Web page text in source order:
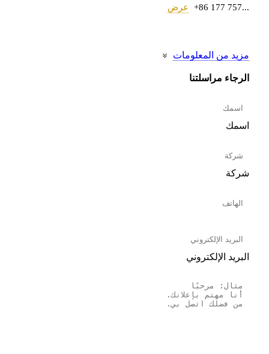
+86 177 757... عرض
مزيد من المعلومات
الرجاء مراسلتنا
اسمك
شركة
البريد الإلكتروني